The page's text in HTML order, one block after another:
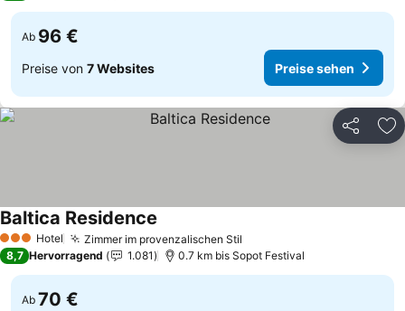
Ab 96 €
Preise von 7 Websites Preise sehen
Teilen
3 SterneHotel Zimmer im provenzalischen Stil
Baltica Residence
8,7 Hervorragend 1.081 0.7 km bis Sopot Festival
Ab 70 €